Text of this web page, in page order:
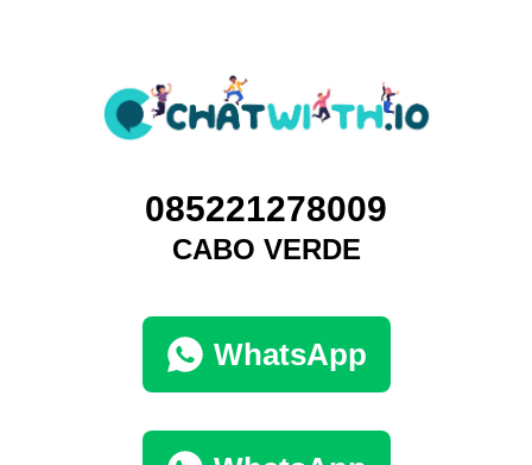
085221278009
CABO VERDE
WhatsApp